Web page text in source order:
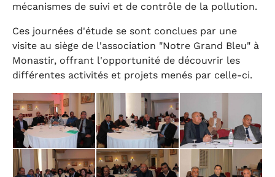
mécanismes de suivi et de contrôle de la pollution.
Ces journées d'étude se sont conclues par une
visite au siège de l'association "Notre Grand Bleu" à
Monastir, offrant l'opportunité de découvrir les
différentes activités et projets menés par celle-ci.